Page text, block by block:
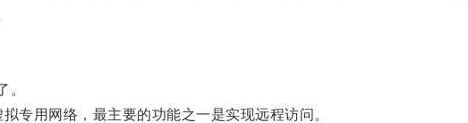
用网络，最主要的功能之一是实现远程访问。